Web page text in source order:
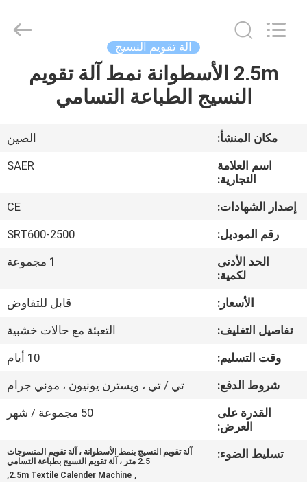
منزل
أشرطة
حول
في
المعمل
ضبط
الجودة
اتصل
Supplier
آلة تقويم النسيج
2.5m الأسطوانة نمط آلة تقويم
النسيج الطباعة التسامي
مكان المنشأ:
الصين
اسم العلامة
التجارية:
SAER
إصدار الشهادات:
CE
رقم الموديل:
SRT600-2500
الحد الأدنى
لكمية:
1 مجموعة
الأسعار:
قابل للتفاوض
تفاصيل التغليف:
التعبئة مع حالات خشبية
وقت التسليم:
10 أيام
شروط الدفع:
تي / تي ، ويسترن يونيون ، موني جرام
القدرة على
العرض:
50 مجموعة / شهر
تسليط الضوء:
آلة تقويم النسيج بنمط الأسطوانة ، آلة تقويم المنسوجات
2.5 متر ، آلة تقويم النسيج بطباعة التسامي
,
2.5m Textile Calender Machine
,